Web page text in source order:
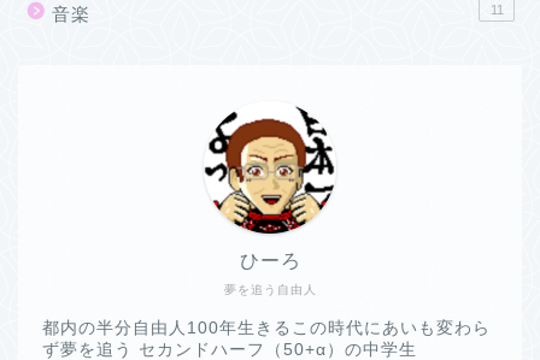
音楽 11
夢を追う自由人
ひーろ
都内の半分自由人100年生きるこの時代にあいも変わら
ず夢を追う セカンドハーフ（50+α）の中学生